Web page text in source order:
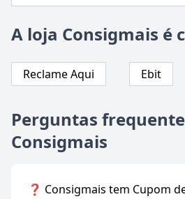
A loja Consigmais é
Reclame Aqui Ebit
Perguntas
Consigmais
❓ Consigmais tem Cupom